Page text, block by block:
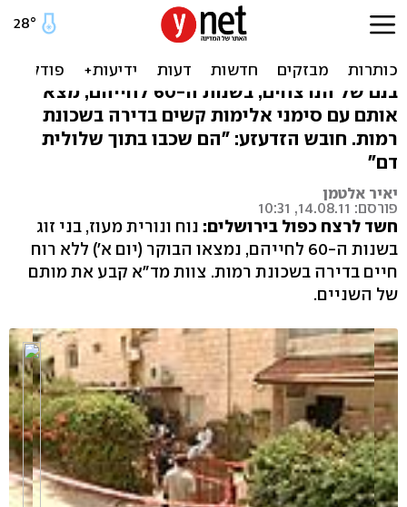
בני זוג נרצחו בירושלים:
שלולית דם בדירה
בנם של הנרצחים, בשנות ה-60 לחייהם, מצא
אותם עם סימני אלימות קשים בדירה בשכונת
רמות. חובש הזדעזע: "הם שכבו בתוך שלולית
דם"
יאיר אלטמן
פורסם: 14.08.11, 10:31
חשד לרצח כפול בירושלים: נוח ונורית מעוז, בני זוג
בשנות ה-60 לחייהם, נמצאו הבוקר (יום א') ללא רוח
חיים בדירה בשכונת רמות. צוות מד"א קבע את מותם
של השניים.